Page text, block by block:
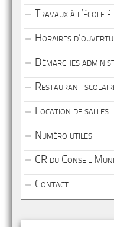
Travaux à l’école
Horaires
Démarches
Restaurant
Location de salles
Numéro utiles
CR du Conseil
Contact